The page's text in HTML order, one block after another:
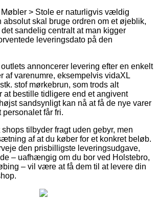
> Stole er naturligvis vældig
absolut skal bruge ordren om et øjeblik,
sandelig centralt at man kigger
leveringsdato på den
annoncerer levering efter en enkelt
af varenumre, eksempelvis vidaXL
stof mørkebrun, som trods alt
at bestille tidligere end et angivent
sandsynligt kan nå at få de nye varer
personalet får fri.
tilbyder fragt uden gebyr, men
af at du køber for et konkret beløb.
den prisbilligste leveringsudgave,
– uafhængig om du bor ved Holstebro,
– vil være at få dem til at levere din